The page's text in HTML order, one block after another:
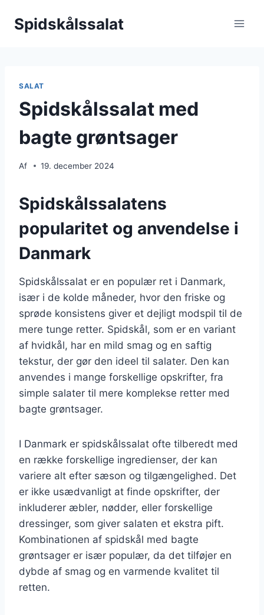
Spidskålssalat
SALAT
Spidskålssalat med
bagte grøntsager
Af 19. december 2024
Spidskålssalatens
popularitet og anvendelse i
Danmark
Spidskålssalat er en populær ret i Danmark,
især i de kolde måneder, hvor den friske og
sprøde konsistens giver et dejligt modspil til de
mere tunge retter. Spidskål, som er en variant
af hvidkål, har en mild smag og en saftig
tekstur, der gør den ideel til salater. Den kan
anvendes i mange forskellige opskrifter, fra
simple salater til mere komplekse retter med
bagte grøntsager.
I Danmark er spidskålssalat ofte tilberedt med
en række forskellige ingredienser, der kan
variere alt efter sæson og tilgængelighed. Det
er ikke usædvanligt at finde opskrifter, der
inkluderer æbler, nødder, eller forskellige
dressinger, som giver salaten et ekstra pift.
Kombinationen af spidskål med bagte
grøntsager er især populær, da det tilføjer en
dybde af smag og en varmende kvalitet til
retten.